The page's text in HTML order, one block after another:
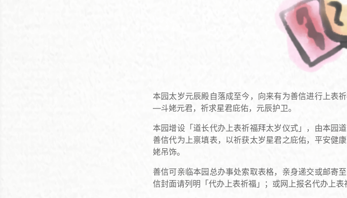
本园太岁元辰殿自落成至今，向来有为善信进行上表
—斗姥元君，祈求星君庇佑，元辰护卫。
本园增设「道长代办上表祈福拜太岁仪式」，由本园
善信代为上禀填表，以祈获太岁星君之庇佑，平安健
姥吊饰。
善信可亲临本园总办事处索取表格，亲身递交或邮寄
信封面请列明「代办上表祈福」；或网上报名代办上表